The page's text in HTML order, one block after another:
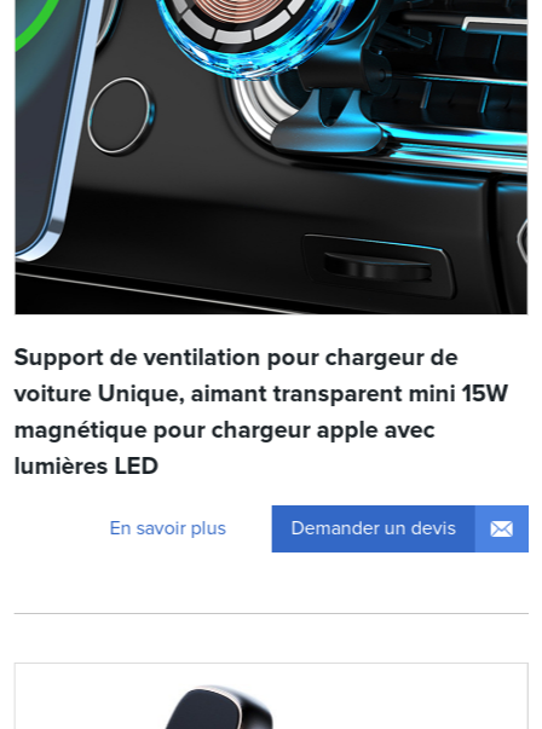
Support de ventilation pour chargeur de
voiture Unique, aimant transparent mini 15W
magnétique pour chargeur apple avec
lumières LED
En savoir plus Demander un devis